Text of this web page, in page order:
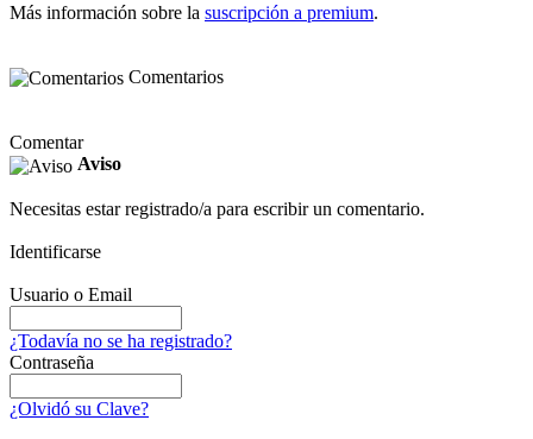
Más información sobre la suscripción a premium.
Comentarios
Comentar
Aviso
Necesitas estar registrado/a para escribir un comentario.
Identificarse
Usuario o Email
¿Todavía no se ha registrado?
Contraseña
¿Olvidó su Clave?